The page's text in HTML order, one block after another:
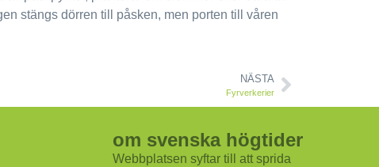
stängs dörren till påsken, men porten till våren
NÄSTA
Fyrverkerier
om svenska högtider
Webbplatsen syftar till att sprida